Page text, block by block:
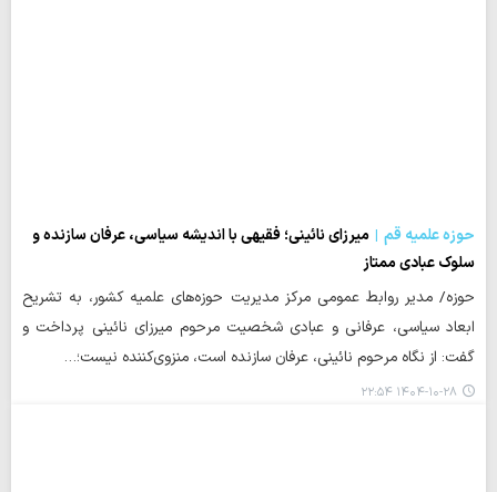
حوزه علمیه قم
میرزای نائینی؛ فقیهی با اندیشه سیاسی، عرفان سازنده و
سلوک عبادی ممتاز
حوزه/ مدیر روابط عمومی مرکز مدیریت حوزه‌های علمیه کشور، به تشریح
ابعاد سیاسی، عرفانی و عبادی شخصیت مرحوم میرزای نائینی پرداخت و
گفت: از نگاه مرحوم نائینی، عرفان سازنده است، منزوی‌کننده نیست؛…
۱۴۰۴-۱۰-۲۸ ۲۲:۵۴